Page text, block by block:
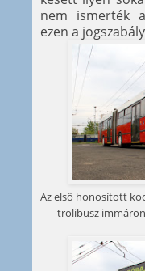
nem ismerték
ezen a
Az első honosított
trolibusz